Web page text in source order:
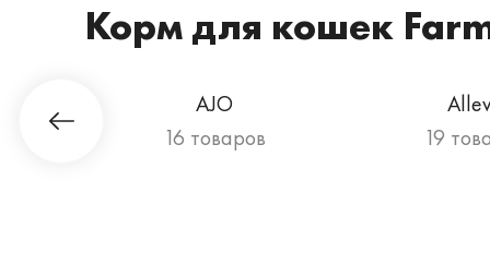
Корм для кошек
AJO
16 товаров
19